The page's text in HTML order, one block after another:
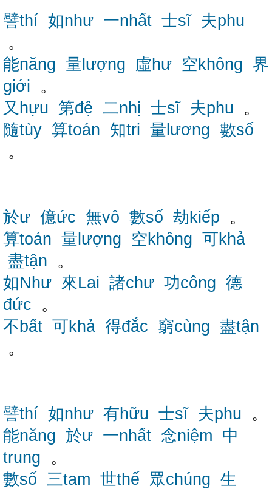
譬thí 如như 一nhất 士sĩ 夫phu
。
能năng 量lượng 虛hư 空không 界
giới 。
又hựu 第đệ 二nhị 士sĩ 夫phu 。
隨tùy 算toán 知tri 量lương 數số
。
於ư 億ức 無vô 數số 劫kiếp 。
算toán 量lượng 空không 可khả
盡tận 。
如Như 來Lai 諸chư 功công 德
đức 。
不bất 可khả 得đắc 窮cùng 盡tận
。
譬thí 如như 有hữu 士sĩ 夫phu 。
能năng 於ư 一nhất 念niệm 中
trung 。
數số 三tam 世thế 眾chúng 生